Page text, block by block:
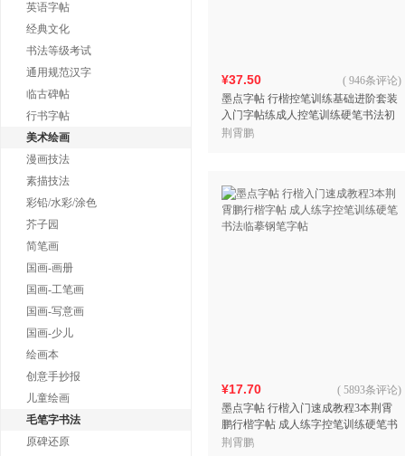
英语字帖
经典文化
书法等级考试
通用规范汉字
临古碑帖
行书字帖
美术绘画
漫画技法
素描技法
彩铅/水彩/涂色
芥子园
简笔画
国画-画册
国画-工笔画
国画-写意画
国画-少儿
绘画本
创意手抄报
儿童绘画
毛笔字书法
原碑还原
¥37.50
墨点字帖 行楷控笔训练基础进阶套装
入门字帖练成人控笔训练硬笔书法初
中生高中大学生
( 946条评论)
荆霄鹏
¥17.70
墨点字帖 行楷入门速成教程3本荆霄
鹏行楷字帖 成人练字控笔训练硬笔书
法临摹钢笔字帖
( 5893条评论)
荆霄鹏